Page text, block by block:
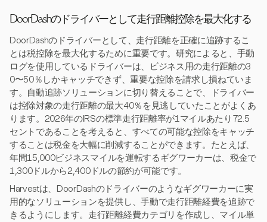
DoorDashのドライバーとして走行距離控除を最大化する
DoorDashのドライバーとして、走行距離を正確に追跡するこ
とは税控除を最大化するために重要です。研究によると、手動
ログを使用しているドライバーは、ビジネス用の走行距離の3
0〜50％しかキャッチできず、重要な控除を請求し損ねていま
す。自動追跡ソリューションに切り替えることで、ドライバー
は控除対象の走行距離の最大40％を見逃していたことがよくあ
ります。2026年のIRSの標準走行距離率が1マイルあたり72.5
セントであることを考えると、すべての可能な控除をキャッチ
することは税金を大幅に削減することができます。たとえば、
年間15,000ビジネスマイルを運転するギグワーカーは、税金で
1,300ドルから2,400ドルの節約が可能です。
Harvestは、DoorDashのドライバーのようなギグワーカーに実
用的なソリューションを提供し、手動で走行距離経費を追跡で
きるようにします。走行距離経費カテゴリを作成し、マイル単